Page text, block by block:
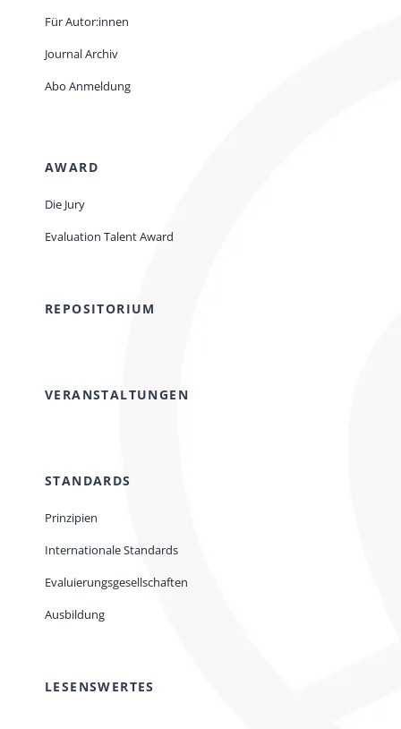
Für Autor:innen
Journal Archiv
Abo Anmeldung
AWARD
Die Jury
Evaluation Talent Award
REPOSITORIUM
VERANSTALTUNGEN
STANDARDS
Prinzipien
Internationale Standards
Evaluierungsgesellschaften
Ausbildung
LESENSWERTES